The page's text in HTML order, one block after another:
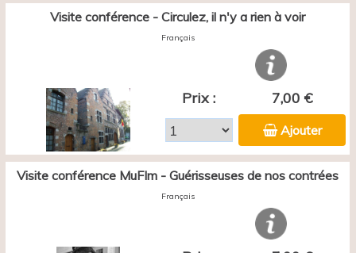
Visite conférence - Circulez, il n'y a rien à voir
Français
Prix : 7,00 €
Ajouter
Visite conférence MuFIm - Guérisseuses de nos contrées
Français